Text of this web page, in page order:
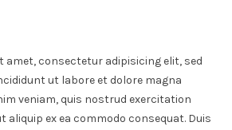
amet, consectetur adipisicing elit, sed
ut labore et dolore magna
veniam, quis nostrud exercitation
aliquip ex ea commodo consequat. Duis